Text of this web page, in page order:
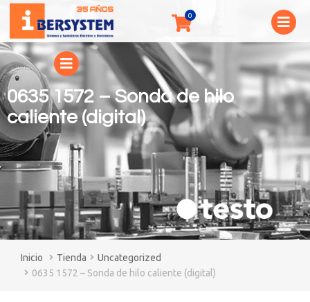
0635 1572 – Sonda de hilo
caliente (digital)
You are here:
Tienda
Uncategorized
0635 1572 – Sonda de hilo caliente (digital)